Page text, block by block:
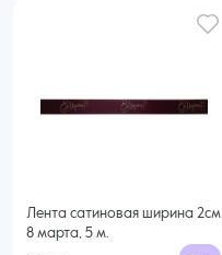
Лента сатиновая ширина 2см
8 марта, 5 м.